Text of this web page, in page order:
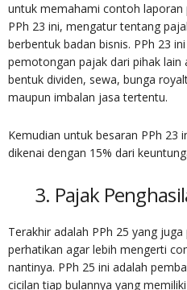
untuk memahami contoh laporan
PPh 23 ini, mengatur tentang
berbentuk badan bisnis. PPh 23
pemotongan pajak dari pihak lain
bentuk dividen, sewa, bunga
maupun imbalan jasa tertentu.
Kemudian untuk besaran PPh 23
dikenai dengan 15% dari
3. Pajak
Terakhir adalah PPh 25 yang
perhatikan agar lebih mengerti
nantinya. PPh 25 ini adalah
cicilan tiap bulannya yang